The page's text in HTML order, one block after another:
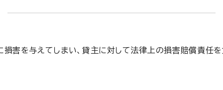
損害を与えてしまい、貸主に対して法律上の損害賠償責